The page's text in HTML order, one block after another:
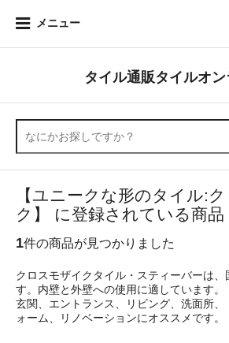
メニュー
タイル通販タイルオ
【ユニークな形のタイル:
ク】 に登録されている商品
1件の商品が見つかりました
クロスモザイクタイル・スティーバーは
す。内壁と外壁への使用に適しています。
玄関、エントランス、リビング、洗面所、
ォーム、リノベーションにオススメです。